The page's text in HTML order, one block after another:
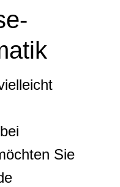
Sie